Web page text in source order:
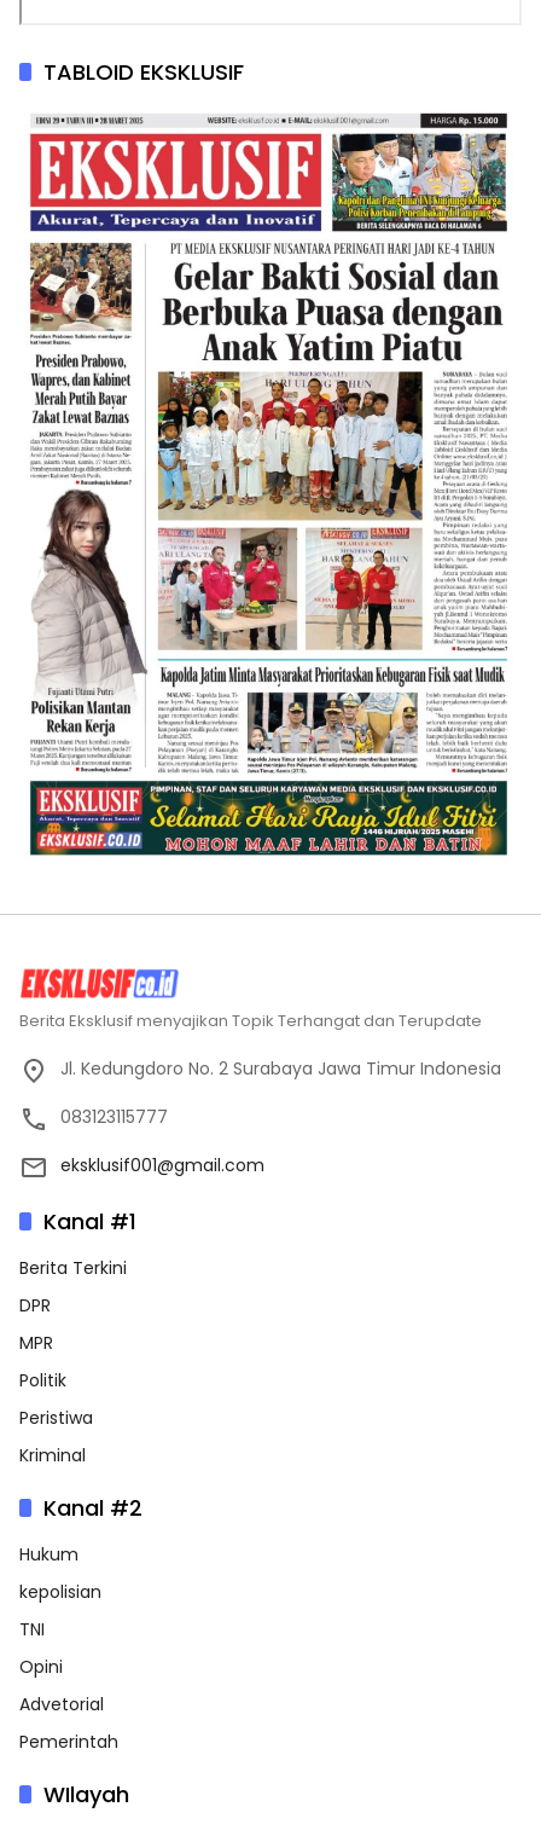
TABLOID EKSKLUSIF
Berita Eksklusif menyajikan Topik Terhangat dan Terupdate
Jl. Kedungdoro No. 2 Surabaya Jawa Timur Indonesia
083123115777
eksklusif001@gmail.com
Kanal #1
Berita Terkini
DPR
MPR
Politik
Peristiwa
Kriminal
Kanal #2
Hukum
kepolisian
TNI
Opini
Advetorial
Pemerintah
WIlayah